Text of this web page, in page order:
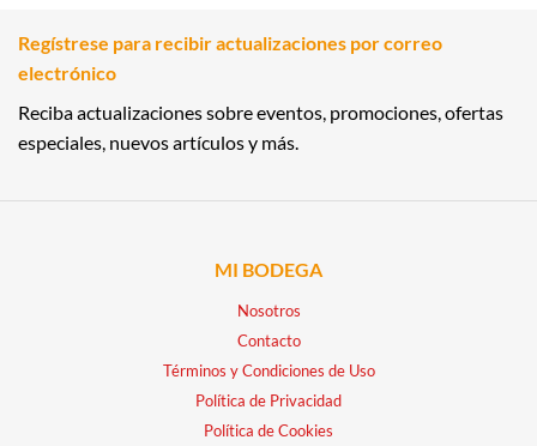
Regístrese para recibir actualizaciones por correo
electrónico
Reciba actualizaciones sobre eventos, promociones, ofertas
especiales, nuevos artículos y más.
MI BODEGA
Nosotros
Contacto
Términos y Condiciones de Uso
Política de Privacidad
Política de Cookies